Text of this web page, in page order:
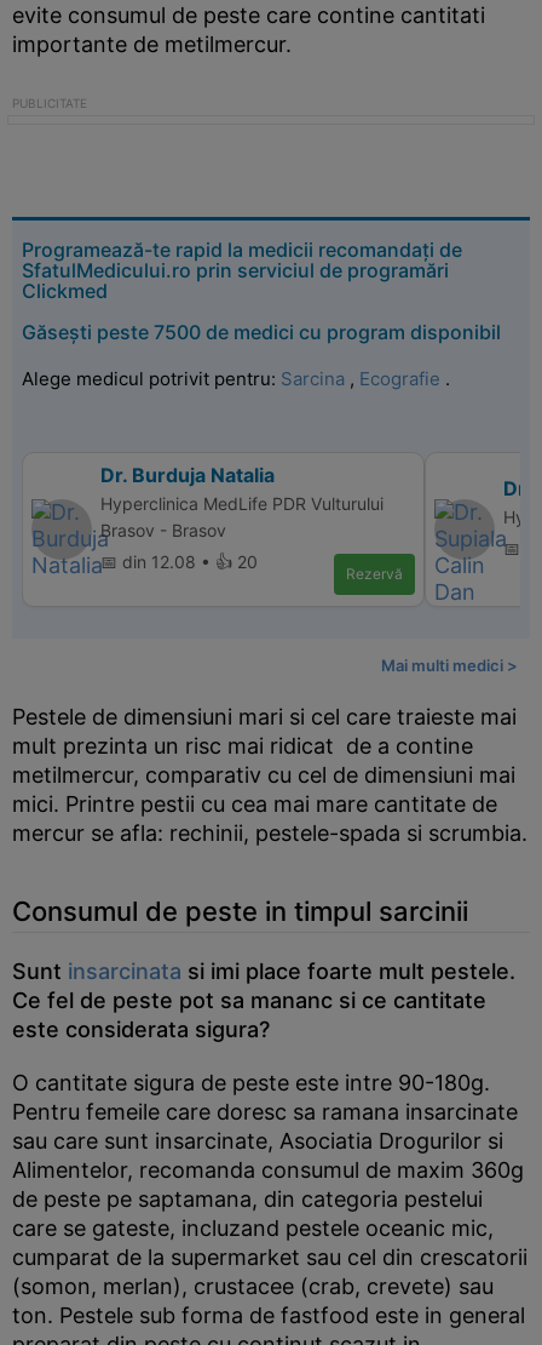
evite consumul de peste care contine cantitati
importante de metilmercur.
Programează-te rapid la medicii recomandați de
SfatulMedicului.ro prin serviciul de programări
Clickmed
Găsești peste 7500 de medici cu program disponibil
Alege medicul potrivit pentru: Sarcina , Ecografie .
Dr. Burduja Natalia
Hyperclinica MedLife PDR Vulturului
Brasov - Brasov
📅 din 12.08 • 👍 20
Rezervă
Dr.
📅
Mai multi medici >
Pestele de dimensiuni mari si cel care traieste mai
mult prezinta un risc mai ridicat de a contine
metilmercur, comparativ cu cel de dimensiuni mai
mici. Printre pestii cu cea mai mare cantitate de
mercur se afla: rechinii, pestele-spada si scrumbia.
Consumul de peste in timpul sarcinii
Sunt insarcinata si imi place foarte mult pestele.
Ce fel de peste pot sa mananc si ce cantitate
este considerata sigura?
O cantitate sigura de peste este intre 90-180g.
Pentru femeile care doresc sa ramana insarcinate
sau care sunt insarcinate, Asociatia Drogurilor si
Alimentelor, recomanda consumul de maxim 360g
de peste pe saptamana, din categoria pestelui
care se gateste, incluzand pestele oceanic mic,
cumparat de la supermarket sau cel din crescatorii
(somon, merlan), crustacee (crab, crevete) sau
ton. Pestele sub forma de fastfood este in general